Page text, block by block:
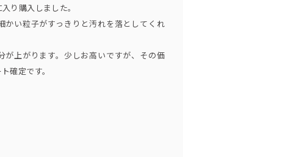
１～２分置いたら洗い流します。
。
り購入しました。
かい粒子がすっきりと汚れを落としてくれ
が上がります。少しお高いですが、その価
確定です。